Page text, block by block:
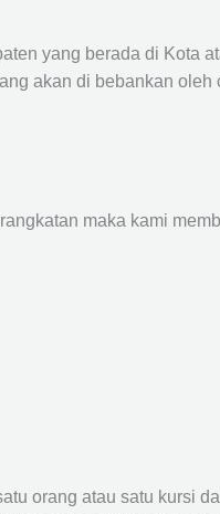
yang berada di Kota
akan di bebankan
maka kami
orang atau satu kursi